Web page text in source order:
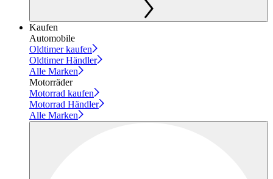
Kaufen
Automobile
Oldtimer kaufen
Oldtimer Händler
Alle Marken
Motorräder
Motorrad kaufen
Motorrad Händler
Alle Marken